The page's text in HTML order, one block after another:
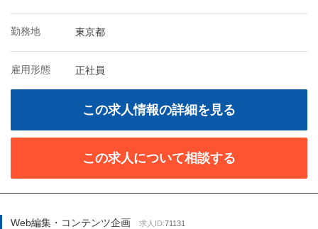
勤務地 東京都
雇用形態 正社員
この求人情報の詳細を見る
この求人について相談する
Web編集・コンテンツ企画 求人ID:71131